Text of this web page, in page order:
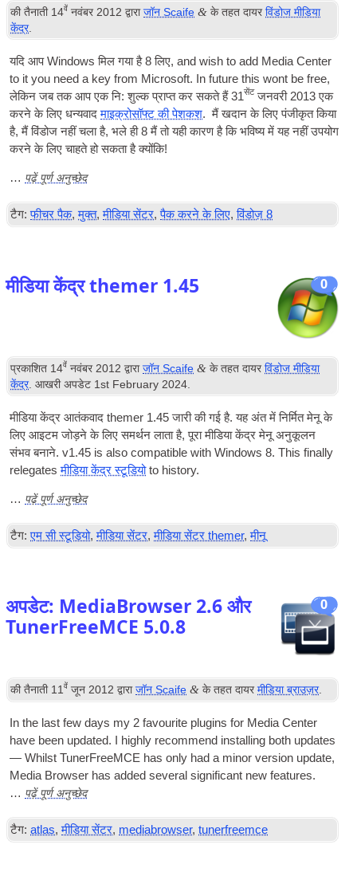
की तैनाती 14वें नवंबर 2012 द्वाराजॉन Scaife & के तहत दायरविंडोज मीडिया
केंद्र.
यदि आप Windows मिल गया है 8 लिए,and wish to add Media Cen­ter
to it you need a key from Microsoft. In future this wont be free,
लेकिन जब तक आप एक नि: शुल्क प्राप्त कर सकते हैं 31सेंट जनवरी 2013 एक
करने के लिए धन्यवादमाइक्रोसॉफ्ट की पेशकश. मैं खदान के लिए पंजीकृत किया
है, मैं विंडोज नहीं चला है, भले ही 8 मैं तो यही कारण है कि भविष्य में यह नहीं उपयोग
करने के लिए चाहते हो सकता है क्योंकि!
… पढ़ें पूर्ण अनुच्छेद
टैग: फीचर पैक,मुक्त,मीडिया सेंटर,पैक करने के लिए,विंडोज़ 8
0
मीडिया केंद्र themer 1.45
प्रकाशित 14वें नवंबर 2012 द्वाराजॉन Scaife & के तहत दायरविंडोज मीडिया
केंद्र. आखरी अपडेट 1st February 2024
मीडिया केंद्र आतंकवाद themer 1.45 जारी की गई है. यह अंत में निर्मित मेनू के
लिए आइटम जोड़ने के लिए समर्थन लाता है, पूरा मीडिया केंद्र मेनू अनुकूलन
संभव बनाने.v1.45 is also com­pat­ible with Win­dows 8. This finally
releg­ates मीडिया केंद्र स्टूडियो to history.
… पढ़ें पूर्ण अनुच्छेद
टैग: एम सी स्टूडियो,मीडिया सेंटर,मीडिया सेंटर themer,मीनू
0
अपडेट: MediaBrowser 2.6 और
TunerFreeMCE 5.0.8
की तैनाती 11वें जून 2012 द्वाराजॉन Scaife & के तहत दायरमीडिया ब्राउज़र.
In the last few days my 2favour­ite plu­gins for Media Cen­ter
have been updated. I highly recom­mend installing both updates
— Whilst Tuner­Free­MCE has only had a minor ver­sion update,
Media Browser has added sev­er­al sig­ni­fic­ant new features.
… पढ़ें पूर्ण अनुच्छेद
टैग: atlas,मीडिया सेंटर, mediabrowser,tunerfreemce